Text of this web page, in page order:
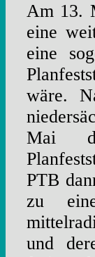
Am 13.
eine
eine
wäre.
Mai
PTB
zu
und